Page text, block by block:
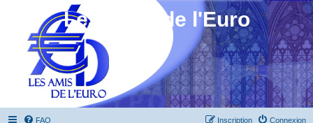
Les Amis de l'Euro
FAQ Connexion
Inscription